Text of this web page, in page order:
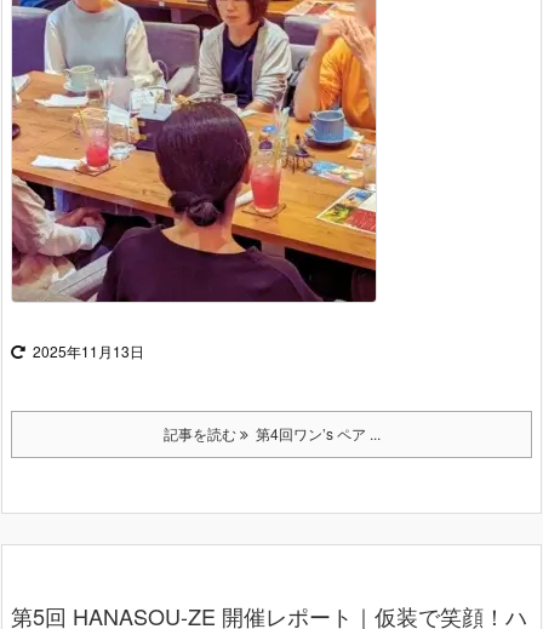
2025年11月13日
記事を読む 第4回ワン’s ペア ...
第5回 HANASOU-ZE 開催レポート｜仮装で笑顔！ハ